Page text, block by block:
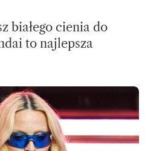
białego cienia do
to najlepsza